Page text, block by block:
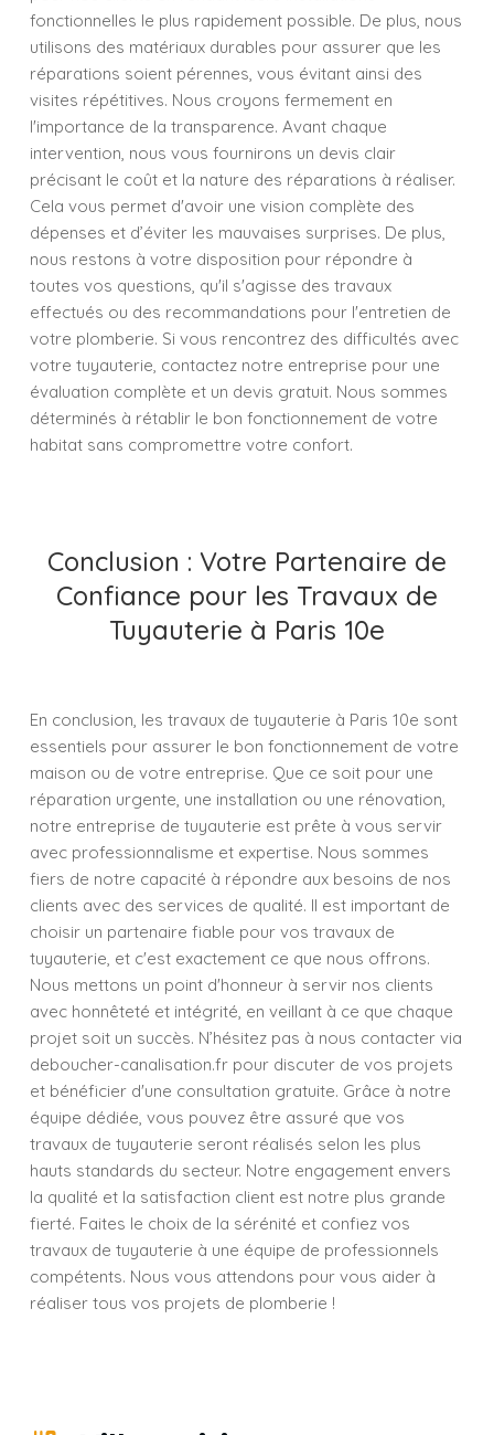
fonctionnelles le plus rapidement possible. De plus, nous
utilisons des matériaux durables pour assurer que les
réparations soient pérennes, vous évitant ainsi des
visites répétitives. Nous croyons fermement en
l'importance de la transparence. Avant chaque
intervention, nous vous fournirons un devis clair
précisant le coût et la nature des réparations à réaliser.
Cela vous permet d'avoir une vision complète des
dépenses et d’éviter les mauvaises surprises. De plus,
nous restons à votre disposition pour répondre à
toutes vos questions, qu'il s'agisse des travaux
effectués ou des recommandations pour l'entretien de
votre plomberie. Si vous rencontrez des difficultés avec
votre tuyauterie, contactez notre entreprise pour une
évaluation complète et un devis gratuit. Nous sommes
déterminés à rétablir le bon fonctionnement de votre
habitat sans compromettre votre confort.
Conclusion : Votre Partenaire de
Confiance pour les Travaux de
Tuyauterie à Paris 10e
En conclusion, les travaux de tuyauterie à Paris 10e sont
essentiels pour assurer le bon fonctionnement de votre
maison ou de votre entreprise. Que ce soit pour une
réparation urgente, une installation ou une rénovation,
notre entreprise de tuyauterie est prête à vous servir
avec professionnalisme et expertise. Nous sommes
fiers de notre capacité à répondre aux besoins de nos
clients avec des services de qualité. Il est important de
choisir un partenaire fiable pour vos travaux de
tuyauterie, et c'est exactement ce que nous offrons.
Nous mettons un point d'honneur à servir nos clients
avec honnêteté et intégrité, en veillant à ce que chaque
projet soit un succès. N’hésitez pas à nous contacter via
deboucher-canalisation.fr pour discuter de vos projets
et bénéficier d'une consultation gratuite. Grâce à notre
équipe dédiée, vous pouvez être assuré que vos
travaux de tuyauterie seront réalisés selon les plus
hauts standards du secteur. Notre engagement envers
la qualité et la satisfaction client est notre plus grande
fierté. Faites le choix de la sérénité et confiez vos
travaux de tuyauterie à une équipe de professionnels
compétents. Nous vous attendons pour vous aider à
réaliser tous vos projets de plomberie !